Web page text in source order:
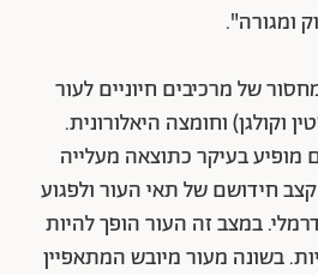
ומגורה".
של מרכיבים חיוניים לעור
וקולגן) וחומצה היאלורונית.
מופיע בעיקר כתוצאה מעלייה
חידושם של תאי העור ולפגוע
במצב זה העור הופך להיות
בשונה מעור מיובש המתאפיין